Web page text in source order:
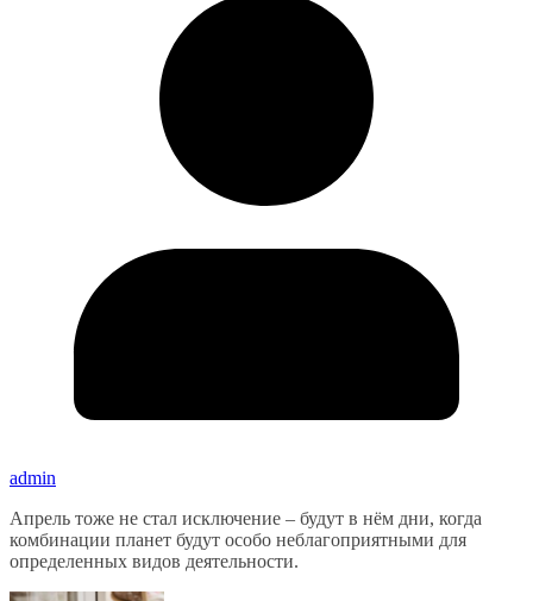
admin
Апрель тоже не стал исключение – будут в нём дни, когда
комбинации планет будут особо неблагоприятными для
определенных видов деятельности.